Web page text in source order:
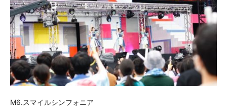
M6.スマイルシンフォニア